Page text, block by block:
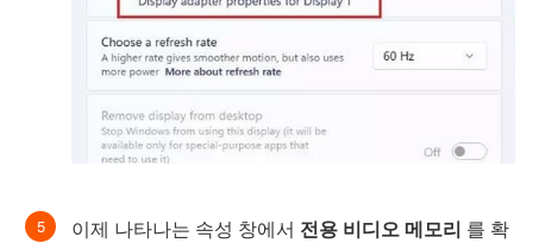
이제 나타나는 속성 창에서 전용 비디오 메모리 를 확